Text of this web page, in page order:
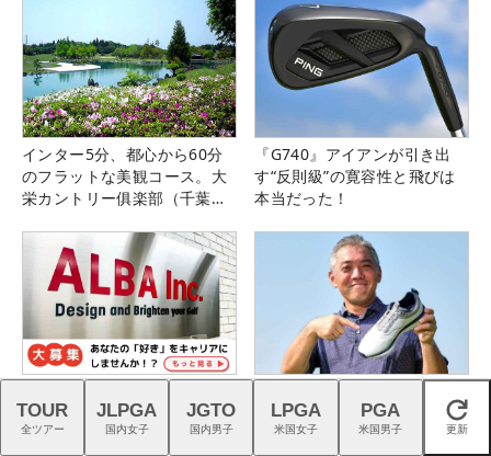
インター5分、都心から60分
のフラットな美観コース。大
栄カントリー俱楽部（千葉
『G740』アイアンが引き出
す“反則級”の寛容性と飛びは
本当だった！
事。｜スタッフ募集中
を石井良介プロがチェック
閉じる
TOUR
全ツアー
JLPGA
国内女子
JGTO
国内男子
LPGA
米国女子
PGA
米国男子 更新